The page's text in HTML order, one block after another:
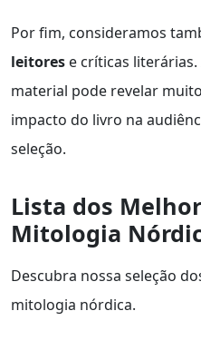
Por fim, consideramos
leitores e críticas
material pode revelar
impacto do livro na
seleção.
Lista dos
Mitologia
Descubra nossa seleção
mitologia nórdica.